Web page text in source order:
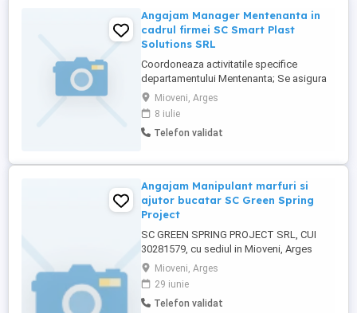
Angajam Manager Mentenanta in
cadrul firmei SC Smart Plast
Solutions SRL
Coordoneaza activitatile specifice
departamentului Mentenanta; Se asigura
de realizarea efectiva a tuturor activitatilor
de intretinere si reparatii a maşinilor de
injecţie şi altor maşini şi echipamente;
Asigură funcţionarea maşinilor si
programul de producţie; Gestionează ...
Mioveni, Arges
8 iulie
Telefon validat
Angajam Manipulant marfuri si
ajutor bucatar SC Green Spring
Project
SC GREEN SPRING PROJECT SRL, CUI
30281579, cu sediul in Mioveni, Arges
Angajam pentru 5 posturi manipulant
marfuri depozit , Cod Cor 933303 si 1 post
pentru ajutor bucatar Cod Cor 941101
persoane cu studii generale, cunostiinte
Mioveni, Arges
29 iunie
Telefon validat